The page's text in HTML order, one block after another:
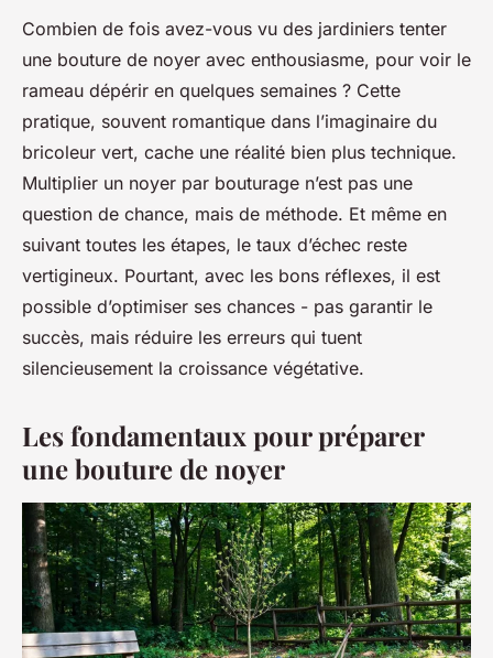
Combien de fois avez-vous vu des jardiniers tenter
une bouture de noyer avec enthousiasme, pour voir le
rameau dépérir en quelques semaines ? Cette
pratique, souvent romantique dans l’imaginaire du
bricoleur vert, cache une réalité bien plus technique.
Multiplier un noyer par bouturage n’est pas une
question de chance, mais de méthode. Et même en
suivant toutes les étapes, le taux d’échec reste
vertigineux. Pourtant, avec les bons réflexes, il est
possible d’optimiser ses chances - pas garantir le
succès, mais réduire les erreurs qui tuent
silencieusement la croissance végétative.
Les fondamentaux pour préparer
une bouture de noyer